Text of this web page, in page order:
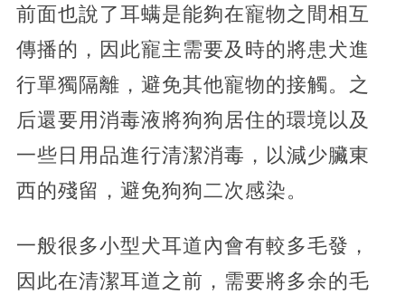
前面也說了耳螨是能夠在寵物之間相互
傳播的，因此寵主需要及時的將患犬進
行單獨隔離，避免其他寵物的接觸。之
后還要用消毒液將狗狗居住的環境以及
一些日用品進行清潔消毒，以減少臟東
西的殘留，避免狗狗二次感染。
一般很多小型犬耳道內會有較多毛發，
因此在清潔耳道之前，需要將多余的毛